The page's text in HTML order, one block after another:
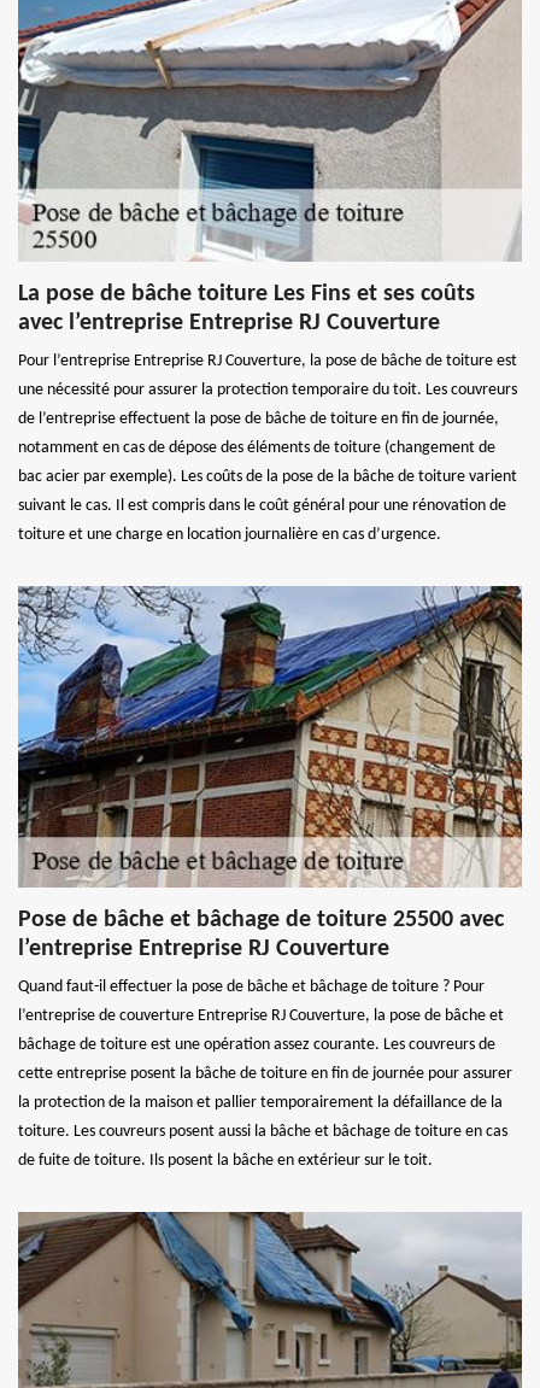
La pose de bâche toiture Les Fins et ses coûts
avec l’entreprise Entreprise RJ Couverture
Pour l’entreprise Entreprise RJ Couverture, la pose de bâche de toiture est
une nécessité pour assurer la protection temporaire du toit. Les couvreurs
de l’entreprise effectuent la pose de bâche de toiture en fin de journée,
notamment en cas de dépose des éléments de toiture (changement de
bac acier par exemple). Les coûts de la pose de la bâche de toiture varient
suivant le cas. Il est compris dans le coût général pour une rénovation de
toiture et une charge en location journalière en cas d’urgence.
Pose de bâche et bâchage de toiture 25500 avec
l’entreprise Entreprise RJ Couverture
Quand faut-il effectuer la pose de bâche et bâchage de toiture ? Pour
l’entreprise de couverture Entreprise RJ Couverture, la pose de bâche et
bâchage de toiture est une opération assez courante. Les couvreurs de
cette entreprise posent la bâche de toiture en fin de journée pour assurer
la protection de la maison et pallier temporairement la défaillance de la
toiture. Les couvreurs posent aussi la bâche et bâchage de toiture en cas
de fuite de toiture. Ils posent la bâche en extérieur sur le toit.